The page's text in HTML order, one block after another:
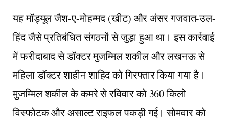
यह मॉड्यूल जैश-ए-मोहम्मद (खीट) और अंसर गजवात-उल-
हिंद जैसे प्रतिबंधित संगठनों से जुड़ा हुआ था। इस कार्रवाई
में फरीदाबाद से डॉक्टर मुजम्मिल शकील और लखनऊ से
महिला डॉक्टर शाहीन शाहिद को गिरफ्तार किया गया है।
मुजम्मिल शकील के कमरे से रविवार को 360 किलो
विस्फोटक और असाल्ट राइफल पकड़ी गई। सोमवार को